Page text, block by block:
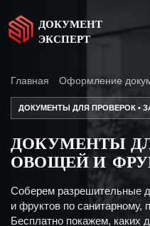
ДОКУМЕНТ
ЭКСПЕРТ
Главная Оформление
ДОКУМЕНТЫ ДЛЯ ПРОВЕРОК •
ДОКУМЕНТЫ
ОВОЩЕЙ И
Соберем разрешительные
и фруктов по санитарному,
Бесплатно покажем, каких